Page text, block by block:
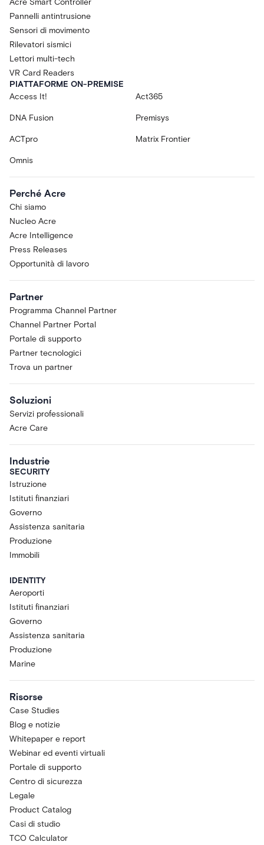
Pannelli antintrusione
Sensori di movimento
Rilevatori sismici
Lettori multi-tech
VR Card Readers
PIATTAFORME ON-PREMISE
Access It!
Act365
DNA Fusion Premisys
ACTpro Matrix Frontier
Omnis
Perché Acre
Chi siamo
Nucleo Acre
Acre Intelligence
Press Releases
Opportunità di lavoro
Partner
Programma Channel Partner
Channel Partner Portal
Portale di supporto
Partner tecnologici
Trova un partner
Soluzioni
Servizi professionali
Acre Care
Industrie
SECURITY
Istruzione
Istituti finanziari
Governo
Assistenza sanitaria
Produzione
Immobili
IDENTITY
Aeroporti
Istituti finanziari
Governo
Assistenza sanitaria
Produzione
Marine
Risorse
Case Studies
Blog e notizie
Whitepaper e report
Webinar ed eventi virtuali
Portale di supporto
Centro di sicurezza
Legale
Product Catalog
Casi di studio
TCO Calculator